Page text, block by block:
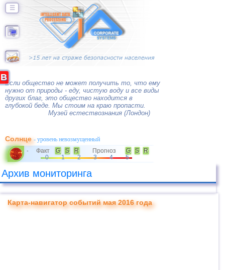
☰
Если общество не может получить то, что ему
нужно от природы - еду, чистую воду и все виды
других благ, это общество находится в
глубокой беде. Мы стоим на краю пропасти.
Музей естествознания (Лондон)
Солнце- уровень невозмущенный
- Факт G S R Прогноз G S
R
0
1 2 3 4 5
Архив мониторинга
B
Карта-навигатор событий мая 2016 года